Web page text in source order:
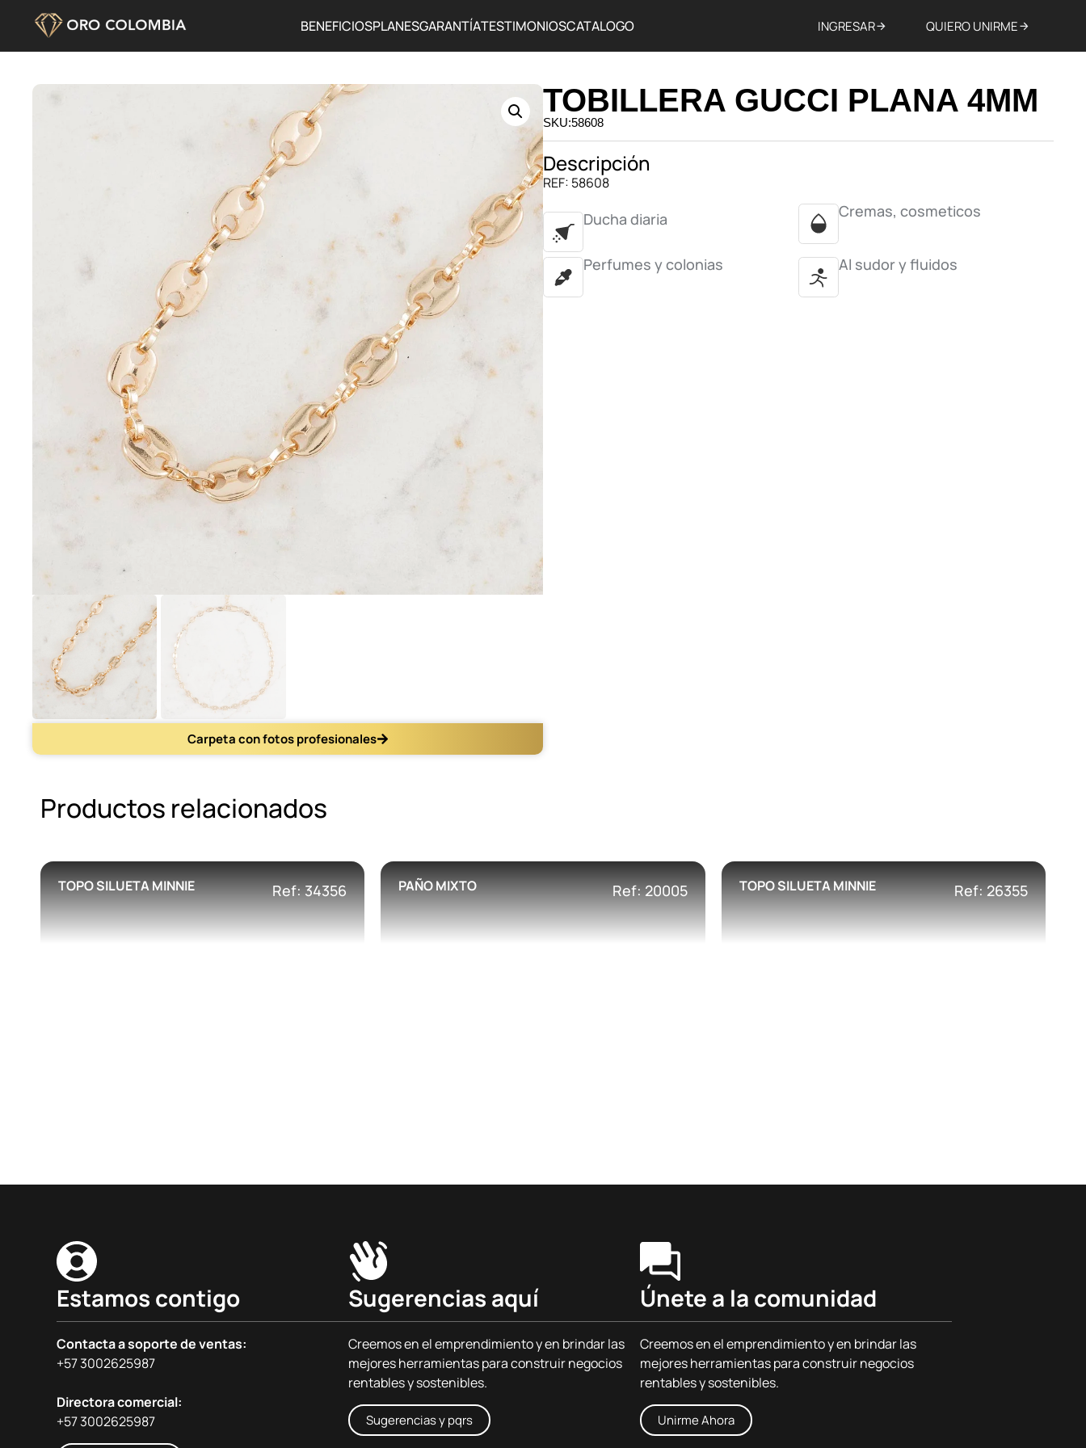
BENEFICIOSPLANESGARANTÍATESTIMONIOSCATALOGO INGRESAR QUIERO UNIRME
Carpeta con fotos profesionales
TOBILLERA GUCCI PLANA 4MM
SKU:58608
Descripción
REF: 58608
Ducha diaria Cremas, cosmeticos
Perfumes y colonias Al sudor y fluidos
Productos relacionados
TOPO SILUETA MINNIE Ref: 34356 PAÑO MIXTO Ref: 20005 TOPO SILUETA MINNIE Ref: 26355
Estamos contigo
Contacta a soporte de ventas:
+57 3002625987
Directora comercial:
+57 3002625987
Sugerencias aquí
Creemos en el emprendimiento y en brindar las
mejores herramientas para construir negocios
rentables y sostenibles.
Sugerencias y pqrs
Únete a la comunidad
Creemos en el emprendimiento y en brindar las
mejores herramientas para construir negocios
rentables y sostenibles.
Unirme Ahora